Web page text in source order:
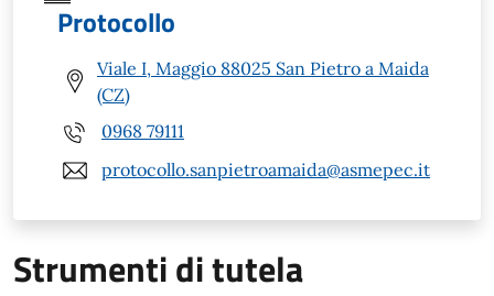
Protocollo
Viale I, Maggio 88025 San Pietro a Maida
(CZ)
0968 79111
protocollo.sanpietroamaida@asmepec.it
Strumenti di tutela